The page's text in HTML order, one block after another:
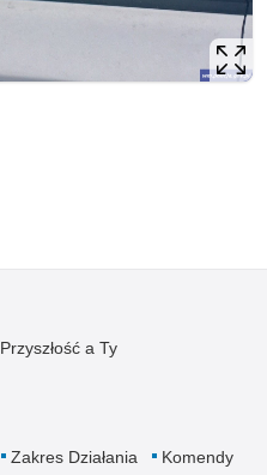
Przyszłość a Ty
Zakres Działania
Komendy